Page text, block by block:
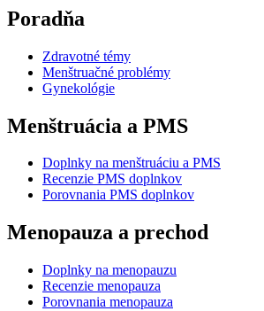
Poradňa
Zdravotné témy
Menštruačné problémy
Gynekológie
Menštruácia a PMS
Doplnky na menštruáciu a PMS
Recenzie PMS doplnkov
Porovnania PMS doplnkov
Menopauza a prechod
Doplnky na menopauzu
Recenzie menopauza
Porovnania menopauza